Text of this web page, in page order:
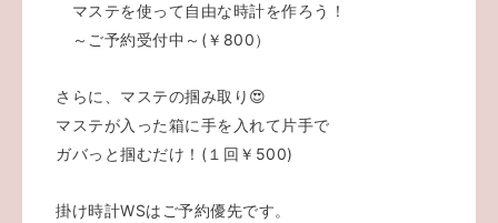
マステを使って自由な時計を作ろう！
～ご予約受付中～(￥800）
さらに、マステの掴み取り😍
マステが入った箱に手を入れて片手で
ガバっと掴むだけ！(１回￥500)
掛け時計WSはご予約優先です。